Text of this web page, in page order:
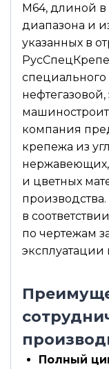
М64, длиной в
диапазона и
указанных в
компания
крепежа из
нержавеющих,
и цветных
в
по чертежам
Полный